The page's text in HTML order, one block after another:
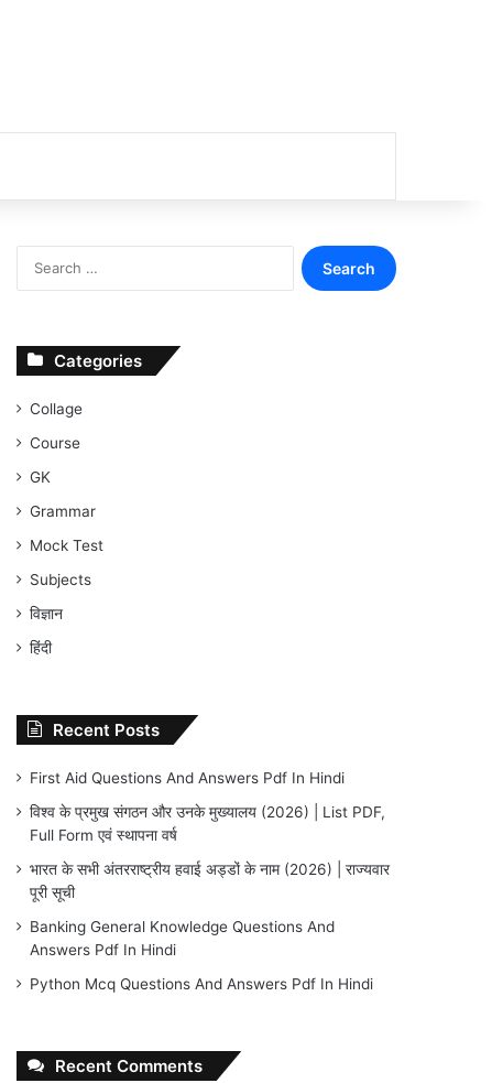
Search
for:
Categories
Collage
Course
GK
Grammar
Mock Test
Subjects
विज्ञान
हिंदी
Recent Posts
First Aid Questions And Answers Pdf In Hindi
विश्व के प्रमुख संगठन और उनके मुख्यालय (2026) | List PDF,
Full Form एवं स्थापना वर्ष
भारत के सभी अंतरराष्ट्रीय हवाई अड्डों के नाम (2026) | राज्यवार
पूरी सूची
Banking General Knowledge Questions And
Answers Pdf In Hindi
Python Mcq Questions And Answers Pdf In Hindi
Recent Comments